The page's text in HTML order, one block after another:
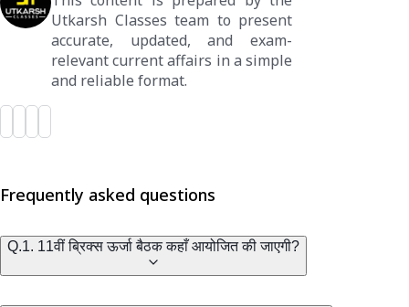
Utkarsh Classes team to present
accurate, updated, and exam-
relevant current affairs in a simple
and reliable format.
Frequently asked questions
Q.1. 11वीं ब्रिक्स ऊर्जा बैठक कहाँ आयोजित की जाएगी?